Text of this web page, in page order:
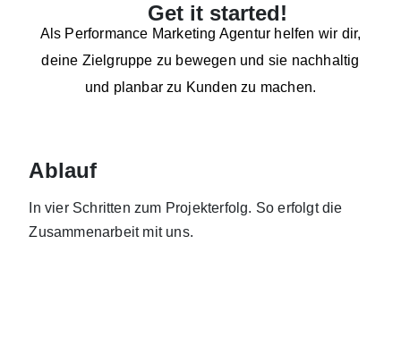
Get it started!
Als Performance Marketing Agentur helfen wir dir,
deine Zielgruppe zu bewegen und sie nachhaltig
und planbar zu Kunden zu machen.
Ablauf
In vier Schritten zum Projekterfolg. So erfolgt die
Zusammenarbeit mit uns.